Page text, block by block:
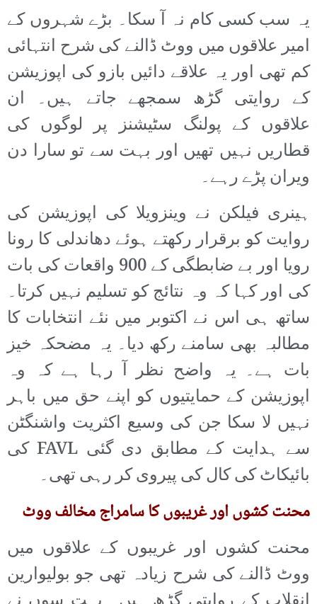
یہ سب کسی کام نہ آ سکا۔ بڑے شہروں کے
امیر علاقوں میں ووٹ ڈالنے کی شرح انتہائی
کم تھی اور یہ علاقے دائیں بازو کی اپوزیشن
کے روایتی گڑھ سمجھے جاتے ہیں۔ ان
علاقوں کے پولنگ سٹیشنز پر لوگوں کی
قطاریں نہیں تھیں اور بہت سے تو سارا دن
ویران پڑے رہے۔
ہینری فیلکن نے وینزویلا کی اپوزیشن کی
روایت کو برقرار رکھتے ہوئے دھاندلی کا رونا
رویا اور بے ضابطگی کے 900 واقعات کی بات
کی اور کہا کہ وہ نتائج کو تسلیم نہیں کرتا۔
ساتھ ہی اس نے اکتوبر میں نئے انتخابات کا
مطالبہ بھی سامنے رکھ دیا۔ یہ مضحکہ خیز
بات ہے۔ یہ واضح نظر آ رہا ہے کہ وہ
اپوزیشن کے حمایتیوں کو اپنے حق میں باہر
نہیں لا سکا جن کی وسیع اکثریت واشنگٹن
سے ہدایت کے مطابق دی گئی FAVL کی
بائیکاٹ کی کال کی پیروی کر رہی تھی۔
محنت کشوں اور غریبوں کا سامراج مخالف ووٹ
محنت کشوں اور غریبوں کے علاقوں میں
ووٹ ڈالنے کی شرح زیادہ تھی جو بولیوارین